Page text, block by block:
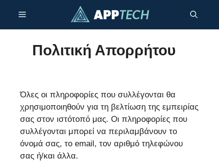
περιεχόμενο
Μενού
Πολιτική Απορρήτου
Όλες οι πληροφορίες που συλλέγονται θα
χρησιμοποιηθούν για τη βελτίωση της εμπειρίας
σας στον ιστότοπό μας. Οι πληροφορίες που
συλλέγονται μπορεί να περιλαμβάνουν το
όνομά σας, το email, τον αριθμό τηλεφώνου
σας ή/και άλλα.